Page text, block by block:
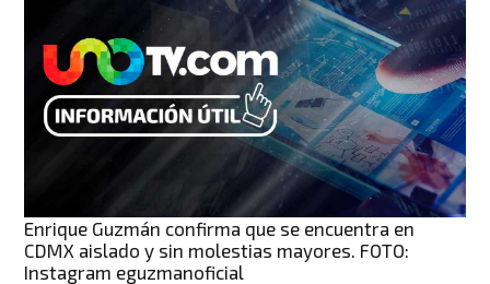
Enrique Guzmán confirma que se encuentra en
CDMX aislado y sin molestias mayores. FOTO:
Instagram eguzmanoficial